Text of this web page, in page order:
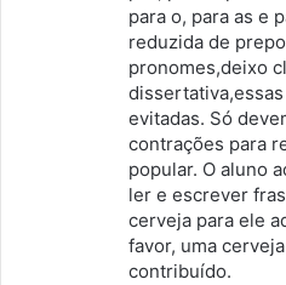
para o, para as e
reduzida de
pronomes,deixo
evitadas. Só
contrações para
popular. O aluno
ler e escrever
cerveja para ele
favor, uma
contribuído.